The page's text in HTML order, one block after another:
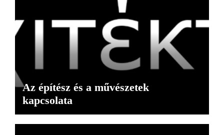
Az építész és a művészetek
kapcsolata